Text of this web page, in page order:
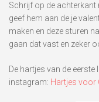
Schrijf op de
geef hem aan de je
maken en deze sturen
gaan dat vast en zeker
De hartjes van de
instagram: Hartjes voor